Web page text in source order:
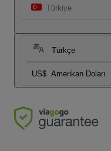
Türkiye
Türkçe
US$ Amerikan Doları